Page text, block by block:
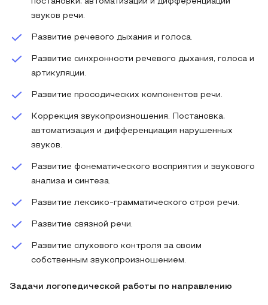
звуков речи.
Развитие речевого дыхания и голоса.
Развитие синхронности речевого дыхания, голоса и
артикуляции.
Развитие просодических компонентов речи.
Коррекция звукопроизношения. Постановка,
автоматизация и дифференциация нарушенных
звуков.
Развитие фонематического восприятия и звукового
анализа и синтеза.
Развитие лексико-грамматического строя речи.
Развитие связной речи.
Развитие слухового контроля за своим
собственным звукопроизношением.
Задачи логопедической работы по направлению